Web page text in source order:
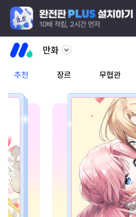
만화
추천 장르 무협관